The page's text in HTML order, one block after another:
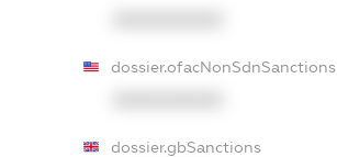
dossier.ofacNonSdnSanctions
dossier.gbSanctions